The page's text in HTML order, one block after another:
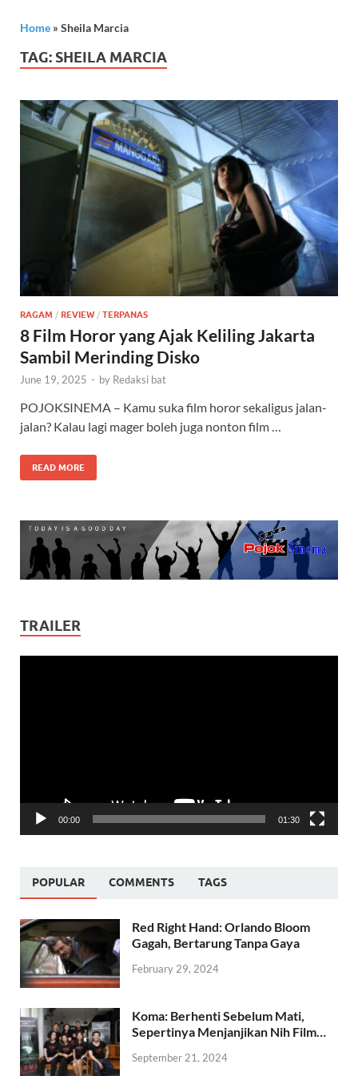
Home » Sheila Marcia
TAG: SHEILA MARCIA
RAGAM / REVIEW / TERPANAS
8 Film Horor yang Ajak Keliling Jakarta
Sambil Merinding Disko
June 19, 2025 - by Redaksi bat
POJOKSINEMA – Kamu suka film horor sekaligus jalan-
jalan? Kalau lagi mager boleh juga nonton film …
READ MORE
TRAILER
00:00 01:30
POPULAR COMMENTS TAGS
Red Right Hand: Orlando Bloom
Gagah, Bertarung Tanpa Gaya
February 29, 2024
Koma: Berhenti Sebelum Mati,
Sepertinya Menjanjikan Nih Film…
September 21, 2024